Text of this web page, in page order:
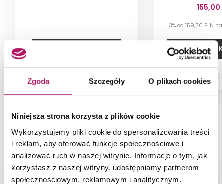
Zgoda Szczegóły O plikach cookies
Niniejsza strona korzysta z plików cookie
Wykorzystujemy pliki cookie do spersonalizowania treści
i reklam, aby oferować funkcje społecznościowe i
analizować ruch w naszej witrynie. Informacje o tym, jak
korzystasz z naszej witryny, udostępniamy partnerom
społecznościowym, reklamowym i analitycznym.
155,00
-3% od 159,30 PLN
DODAJ DO
Dostępność:
PRODUKT NA ZDJĘCIACH